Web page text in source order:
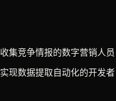
收集竞争情报的数字营销人员
实现数据提取自动化的开发者